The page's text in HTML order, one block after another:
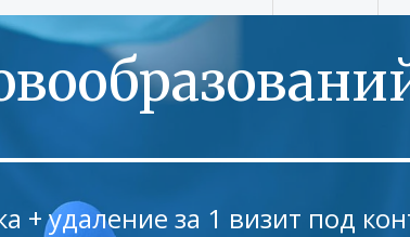
+ удаление за 1 визит под